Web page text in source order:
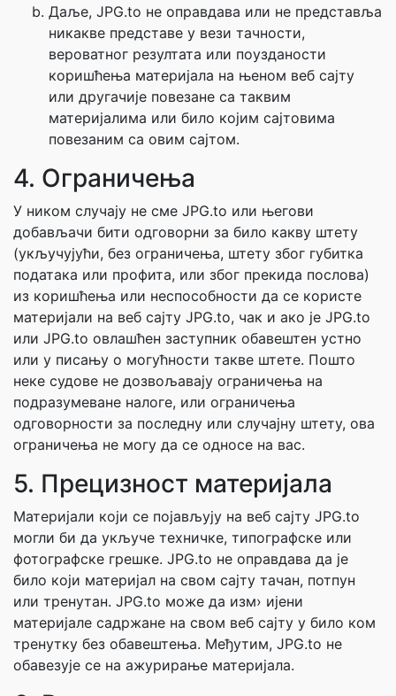
Даље, JPG.to не оправдава или не представља
никакве представе у вези тачности,
вероватног резултата или поузданости
коришћења материјала на њеном веб сајту
или другачије повезане са таквим
материјалима или било којим сајтовима
повезаним са овим сајтом.
4. Ограничења
У ником случају не сме JPG.to или његови
добављачи бити одговорни за било какву штету
(укључујући, без ограничења, штету због губитка
података или профита, или због прекида послова)
из коришћења или неспособности да се користе
материјали на веб сајту JPG.to, чак и ако је JPG.to
или JPG.to овлашћен заступник обавештен устно
или у писању о могућности такве штете. Пошто
неке судове не дозвољавају ограничења на
подразумеване налоге, или ограничења
одговорности за последну или случајну штету, ова
ограничења не могу да се односе на вас.
5. Прецизност материјала
Материјали који се појављују на веб сајту JPG.to
могли би да укључе техничке, типографске или
фотографске грешке. JPG.to не оправдава да је
било који материјал на свом сајту тачан, потпун
или тренутан. JPG.to може да изм› ијени
материјале садржане на свом веб сајту у било ком
тренутку без обавештења. Међутим, JPG.to не
обавезује се на ажурирање материјала.